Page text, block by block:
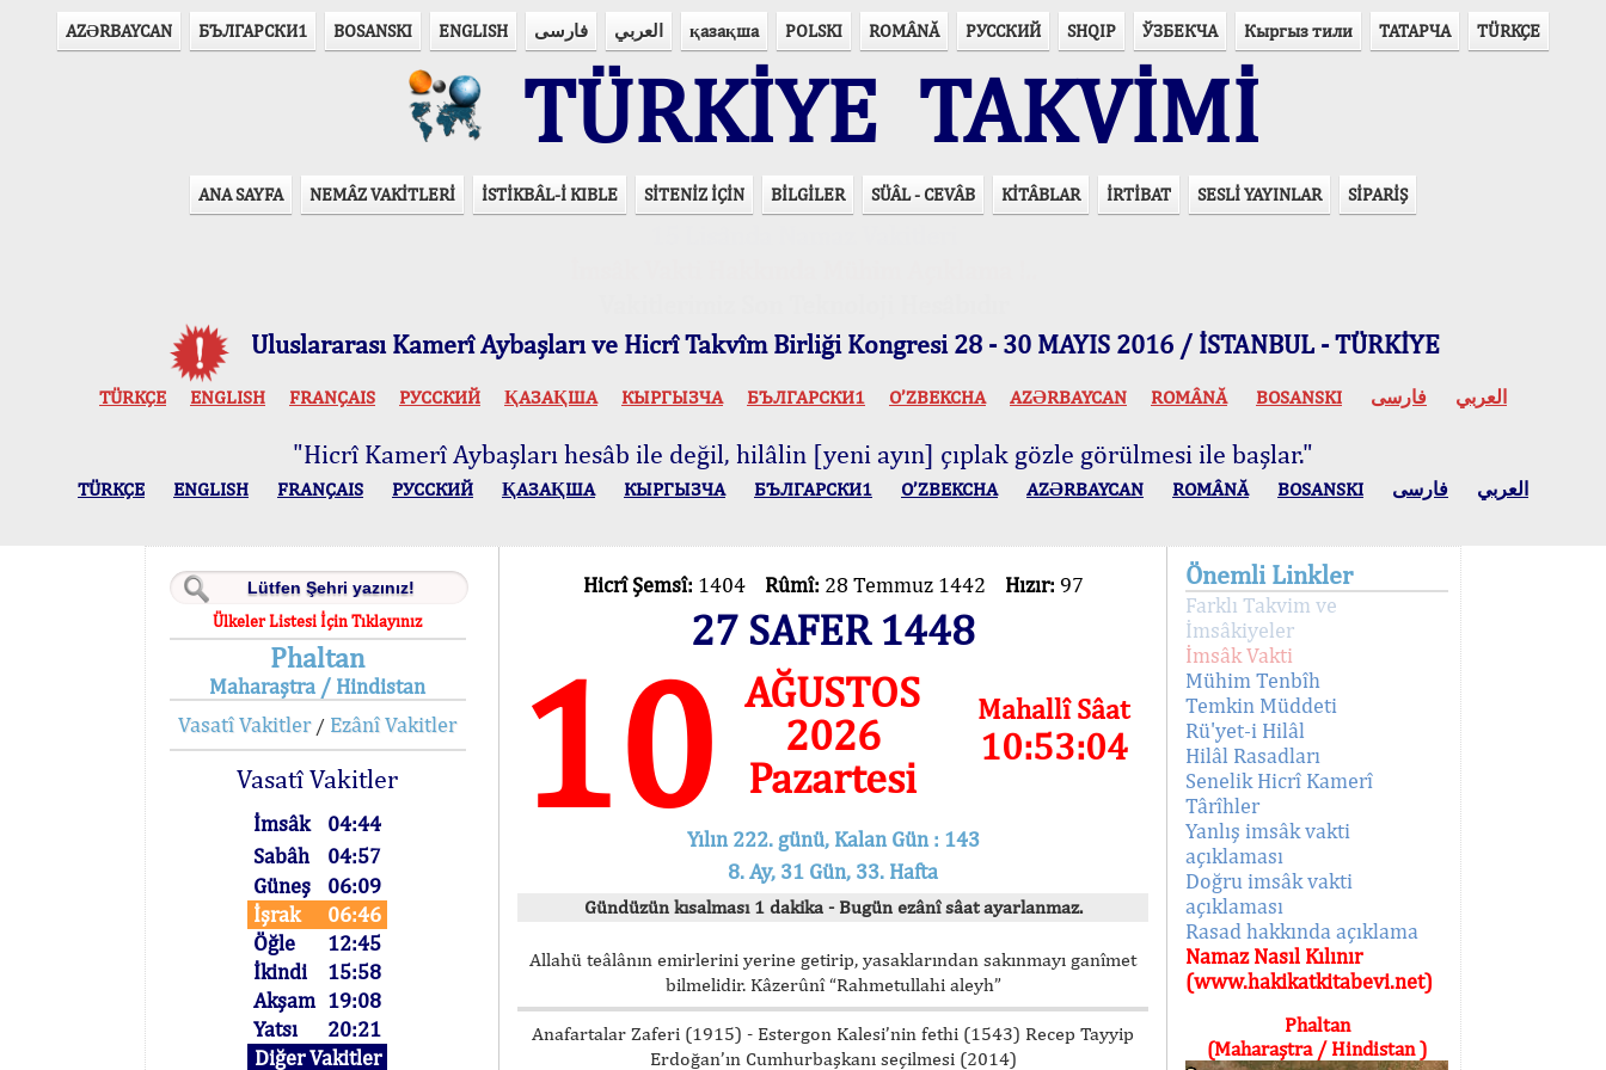
AZӘRBAYCAN БЪЛГАРСКИ1 BOSANSKI ENGLISH فارسی العربي қазақша POLSKI ROMÂNĂ РУССКИЙ SHQIP ЎЗБЕКЧА Кыргыз тили ТАТАРЧА TÜRKÇE
TÜRKİYE TAKVİMİ
ANA SAYFA NEMÂZ VAKİTLERİ İSTİKBÂL-İ KIBLE SİTENİZ İÇİN BİLGİLER SÜÂL - CEVÂB KİTÂBLAR İRTİBAT SESLİ YAYINLAR SİPARİŞ
Uluslararası Kamerî Aybaşları ve Hicrî Takvîm Birliği Kongresi 28 - 30 MAYIS 2016 / İSTANBUL - TÜRKİYE
TÜRKÇE ENGLISH FRANÇAIS РУССКИЙ ҚАЗАҚША КЫPГЫЗЧA БЪЛГАРСКИ1 O’ZBEKCHA AZӘRBAYCAN ROMÂNĂ BOSANSKI العربي فارسی
"Hicrî Kamerî Aybaşları hesâb ile değil, hilâlin [yeni ayın] çıplak gözle görülmesi ile başlar."
TÜRKÇE ENGLISH FRANÇAIS РУССКИЙ ҚАЗАҚША КЫPГЫЗЧA БЪЛГАРСКИ1 O’ZBEKCHA AZӘRBAYCAN ROMÂNĂ BOSANSKI العربي فارسی
Ülkeler Listesi İçin Tıklayınız
Phaltan
Maharaştra / Hindistan
Vasatî Vakitler/ Ezânî Vakitler
Vasatî Vakitler
İmsâk
04:44
Sabâh
04:57
Güneş
06:09
İşrak
06:46
Öğle
12:45
İkindi
15:58
Akşam 19:08
Yatsı
20:21
Diğer Vakitler
Hicrî Şemsî: 1404 Rûmî: 28 Temmuz 1442 Hızır: 97
27 SAFER 1448
10
AĞUSTOS
2026
Pazartesi
Mahallî Sâat
10:53:04
Yılın 222. günü, Kalan Gün : 143
8. Ay, 31 Gün, 33. Hafta
Gündüzün kısalması 1 dakika - Bugün ezânî sâat ayarlanmaz.
Allahü teâlânın emirlerini yerine getirip, yasaklarından sakınmayı ganîmet
bilmelidir. Kâzerûnî “Rahmetullahi aleyh”
Anafartalar Zaferi (1915) - Estergon Kalesi’nin fethi (1543) Recep Tayyip
Erdoğan’ın Cumhurbaşkanı seçilmesi (2014)
Önemli Linkler
Farklı Takvim ve
İmsâkiyeler
İmsâk Vakti
Mühim Tenbîh
Temkin Müddeti
Rü'yet-i Hilâl
Hilâl Rasadları
Senelik Hicrî Kamerî
Târîhler
Yanlış imsâk vakti
açıklaması
Doğru imsâk vakti
açıklaması
Rasad hakkında açıklama
Namaz Nasıl Kılınır
(www.hakikatkitabevi.net)
Phaltan
(Maharaştra / Hindistan )